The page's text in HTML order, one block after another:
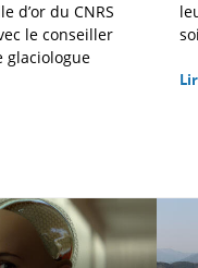
d’or du CNRS
le conseiller
glaciologue